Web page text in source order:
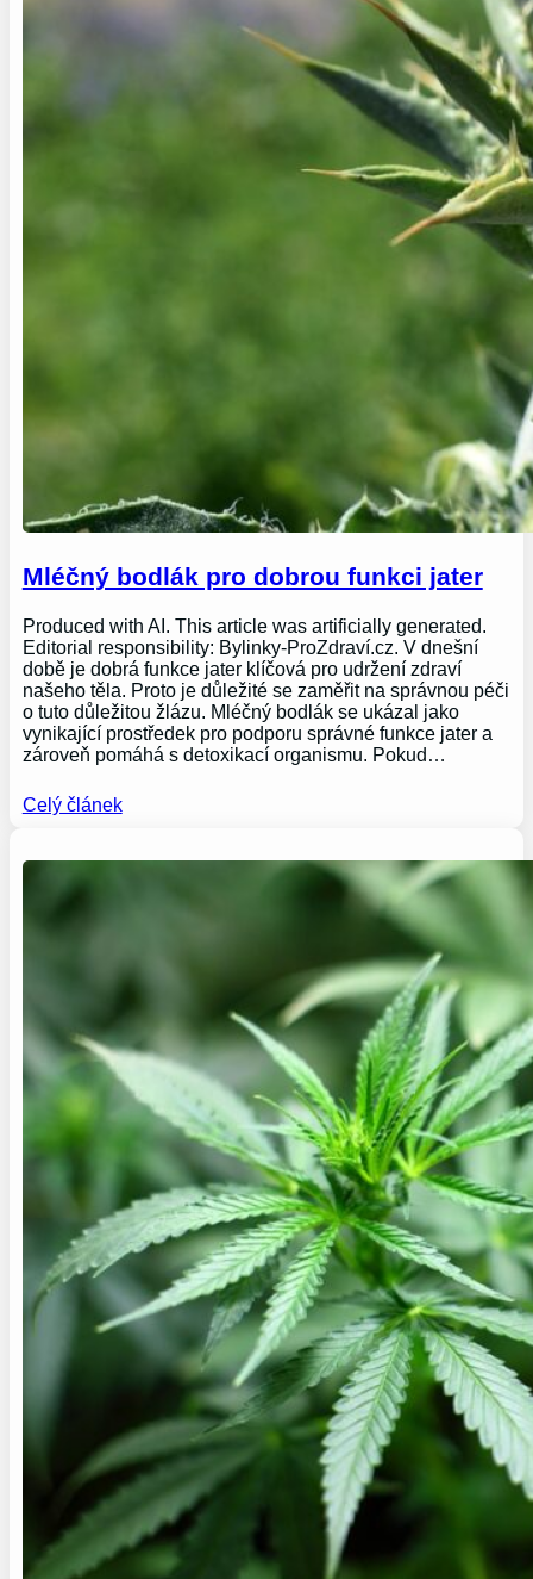
Mléčný bodlák pro dobrou funkci jater
Produced with AI. This article was artificially generated.
Editorial responsibility: Bylinky-ProZdraví.cz. V dnešní
době je dobrá funkce jater klíčová pro udržení zdraví
našeho těla. Proto je důležité se zaměřit na správnou péči
o tuto důležitou žlázu. Mléčný bodlák se ukázal jako
vynikající prostředek pro podporu správné funkce jater a
zároveň pomáhá s detoxikací organismu. Pokud…
Celý článek